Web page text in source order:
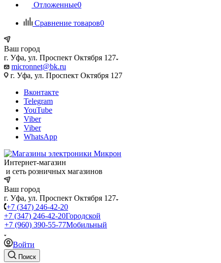
Отложенные0
Сравнение товаров0
Ваш город
г. Уфа, ул. Проспект Октября 127
micronnet@bk.ru
г. Уфа, ул. Проспект Октября 127
Вконтакте
Telegram
YouTube
Viber
Viber
WhatsApp
Интернет-магазин
и сеть розничных магазинов
Ваш город
г. Уфа, ул. Проспект Октября 127
+7 (347) 246-42-20
+7 (347) 246-42-20Городской
+7 (960) 390-55-77Мобильный
Войти
Поиск